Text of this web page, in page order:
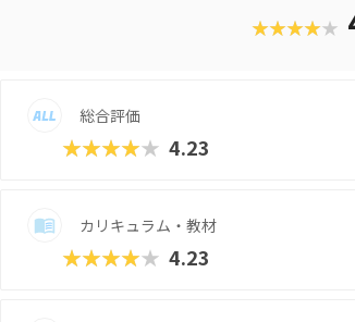
行錯誤しながらロボットを動か
★★★★★
総合評価
★★★★★ 4.23
カリキュラム・教材
★★★★★ 4.23